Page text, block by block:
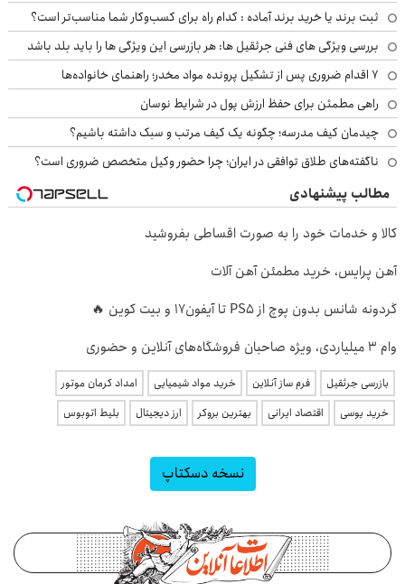
ثبت برند یا خرید برند آماده : کدام راه برای کسب‌وکار شما مناسب‌تر است؟
بررسی ویژگی های فنی جرثقیل ها: هر بازرسی این ویژگی ها را باید بلد باشد
۷ اقدام ضروری پس از تشکیل پرونده مواد مخدر؛ راهنمای خانواده‌ها
راهی مطمئن برای حفظ ارزش پول در شرایط نوسان
چیدمان کیف مدرسه؛ چگونه یک کیف مرتب و سبک داشته باشیم؟
ناگفته‌های طلاق توافقی در ایران؛ چرا حضور وکیل متخصص ضروری است؟
مطالب پیشنهادی
کالا و خدمات خود را به صورت اقساطی بفروشید
آهن پرایس، خرید مطمئن آهن آلات
گردونه شانس بدون پوچ از PS5 تا آیفون17 و بیت کوین 🔥
وام ۳ میلیاردی، ویژه صاحبان فروشگاه‌های آنلاین و حضوری
بازرسی جرثقیل فرم ساز آنلاین خرید مواد شیمیایی
امداد کرمان موتور
خرید یوسی
اقتصاد ایرانی بهترین بروکر ارز دیجیتال بلیط اتوبوس
نسخه دسکتاپ